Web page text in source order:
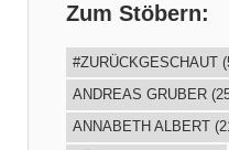
Zum Stöbern:
#ZURÜCKGESCHAUT
ANDREAS GRUBER
ANNABETH ALBERT